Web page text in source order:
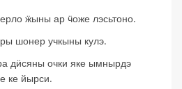
ӝыны ар ӵоже лэсьтоно.
шонер учкыны кулэ.
дӥсяны очки яке ымнырдэ
ке йырси.